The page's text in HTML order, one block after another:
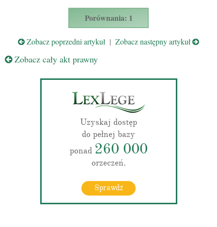
Porównania: 1
Zobacz poprzedni artykuł | Zobacz następny artykuł
Zobacz cały akt prawny
Uzyskaj dostęp
do pełnej bazy
ponad 260 000
orzeczeń.
Sprawdź